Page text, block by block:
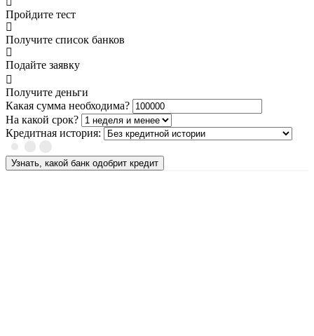
Пройдите тест
Получите список банков
Подайте заявку
Получите деньги
Какая сумма необходима?
На какой срок?
Кредитная история:
Узнать, какой банк одобрит кредит